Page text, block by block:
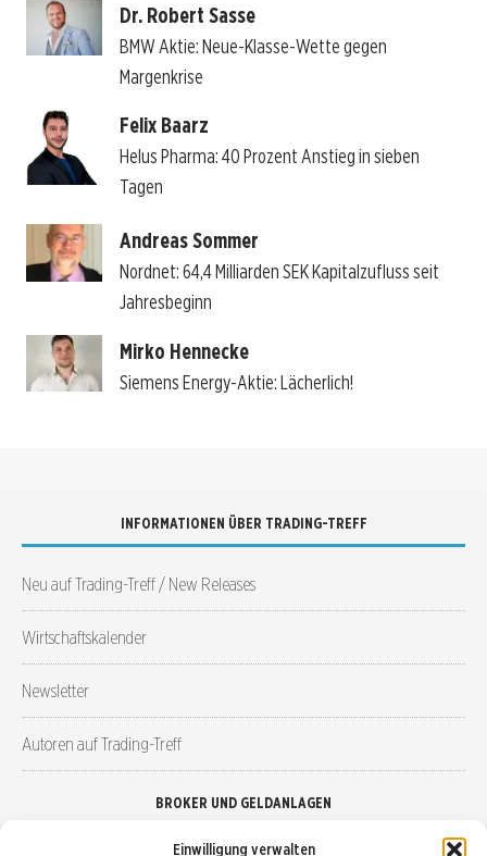
Einwilligung verwalten
Dr. Robert Sasse
BMW Aktie: Neue-Klasse-Wette gegen
Margenkrise
Felix Baarz
Helus Pharma: 40 Prozent Anstieg in sieben
Tagen
Andreas Sommer
Nordnet: 64,4 Milliarden SEK Kapitalzufluss seit
Jahresbeginn
Mirko Hennecke
Siemens Energy-Aktie: Lächerlich!
INFORMATIONEN ÜBER TRADING-TREFF
Neu auf Trading-Treff / New Releases
Wirtschaftskalender
Newsletter
Autoren auf Trading-Treff
BROKER UND GELDANLAGEN